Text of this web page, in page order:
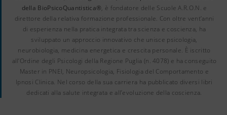
della BioPsicoQuantistica®, è fondatore delle Scuole A.R.O.N. e
direttore della relativa formazione professionale. Con oltre vent’anni
di esperienza nella pratica integrata tra scienza e coscienza, ha
sviluppato un approccio innovativo che unisce psicologia,
neurobiologia, medicina energetica e crescita personale. È iscritto
all’Ordine degli Psicologi della Regione Puglia (n. 4078) e ha conseguito
Master in PNEI, Neuropsicologia, Fisiologia del Comportamento e
Ipnosi Clinica. Nel corso della sua carriera ha pubblicato diversi libri
dedicati alla salute integrata e all’evoluzione della coscienza.